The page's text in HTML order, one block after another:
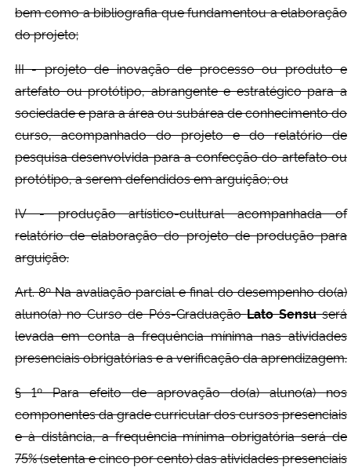
bem como a bibliografia que fundamentou a elaboração
do projeto;
III - projeto de inovação de processo ou produto e
artefato ou protótipo, abrangente e estratégico para a
sociedade e para a área ou subárea de conhecimento do
curso, acompanhado do projeto e do relatório de
pesquisa desenvolvida para a confecção do artefato ou
protótipo, a serem defendidos em arguição; ou
IV - produção artístico-cultural acompanhada of
relatório de elaboração do projeto de produção para
arguição.
Art. 8º Na avaliação parcial e final do desempenho do(a)
aluno(a) no Curso de Pós-GraduaçãoLato Sensuserá
levada em conta a frequência mínima nas atividades
presenciais obrigatórias e a verificação da aprendizagem.
§ 1º Para efeito de aprovação do(a) aluno(a) nos
componentes da grade curricular dos cursos presenciais
e à distância, a frequência mínima obrigatória será de
75% (setenta e cinco por cento) das atividades presenciais